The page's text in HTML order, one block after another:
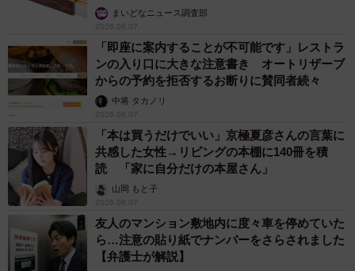
まいどなニュース調査部
2026.08.07
「即座に案内することが不可能です」レストラ
ンの入り口に大きな注意書き オートリザーブ
からの予約を拒否するお断りに賛同者続々
中将 タカノリ
2026.08.07
「本は買うだけでいい」京極夏彦さんの言葉に
共感した女性→リビングの本棚に140冊を積
読 「家に自分だけの本屋さん」
山岡 もと子
2026.08.07
友人のマンション敷地内に度々車を停めていた
ら…注意の貼り紙でナンバーをさらされました
【弁護士が解説】